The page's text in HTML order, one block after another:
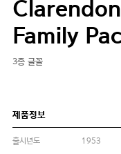
Family
3종 글꼴
제품정보
출시년도
1953